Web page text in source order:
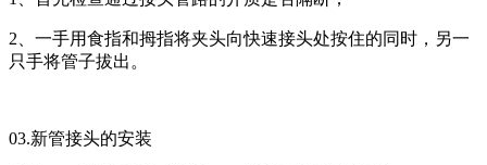
2、一手用食指和拇指将夹头向快速接头处按住的同时，另一
只手将管子拔出。
03.新管接头的安装